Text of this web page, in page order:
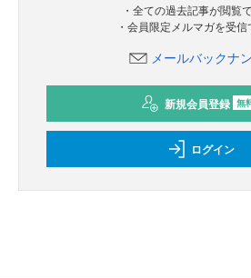
・全ての過去記事が閲覧
・会員限定メルマガを受
メールバックナ
新規会員登録 無
ログイン